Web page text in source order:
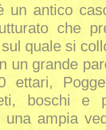
un antico
che
quale si
un grande
ettari,
boschi e
ampia